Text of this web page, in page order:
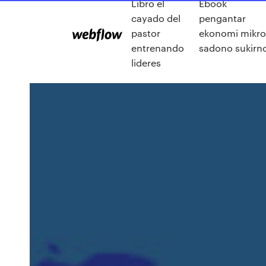
Libro el
cayado del
pastor
entrenando
lideres
Ebook
pengantar
ekonomi mikro
sadono